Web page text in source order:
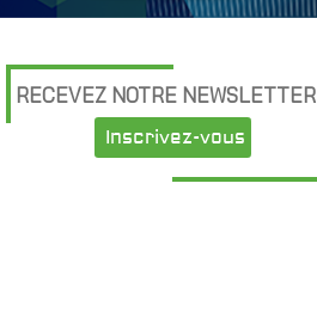
RECEVEZ NOTRE NEWSLETTER
Inscrivez-vous